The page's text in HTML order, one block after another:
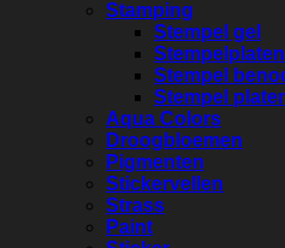
Stamping
Stempel gel
Stempelplaten
Stempel
Stempel
Aqua Colors
Droogbloemen
Pigmenten
Stickervellen
Strass
Paint